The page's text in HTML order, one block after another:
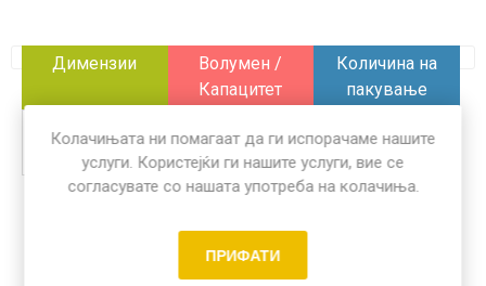
Димензии
Волумен /
Капацитет
Количина на
пакување
x x 100 пар
Колачињата ни помагаат да ги испорачаме нашите
услуги. Користејќи ги нашите услуги, вие се
согласувате со нашата употреба на колачиња.
ПРИФАТИ